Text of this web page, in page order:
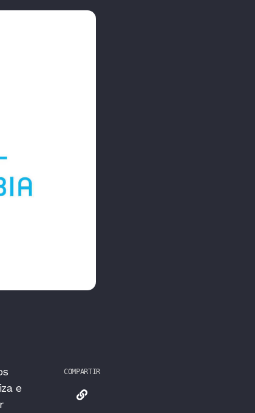
e
COMPARTIR